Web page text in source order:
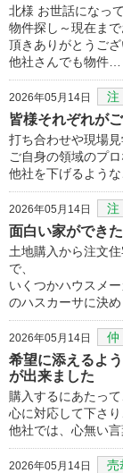
北様 お世話になっ
物件探し～現在ま
頂きありがとうござ
他社さんでも物件…
2026年05月14日
皆様それぞれが
打ち合わせや現場
ご自身の領域のプ
他社を下げるよう
2026年05月14日
面白い家ができ
土地購入から注文
で、
いくつかハウスメ
のハスカーサに決
2026年05月14日
希望に添えるよ
が出来ました
購入するにあたっ
心に対応して下さり
他社では、心無い
2026年05月14日 売